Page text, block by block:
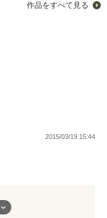
作品をすべて見る
2015/03/19 15:44